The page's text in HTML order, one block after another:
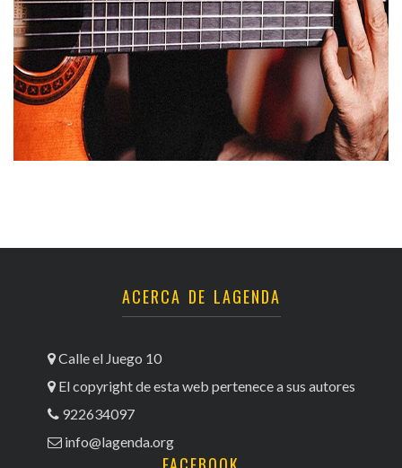
ACERCA DE LAGENDA
Calle el Juego 10
El copyright de esta web pertenece a sus autores
922634097
info@lagenda.org